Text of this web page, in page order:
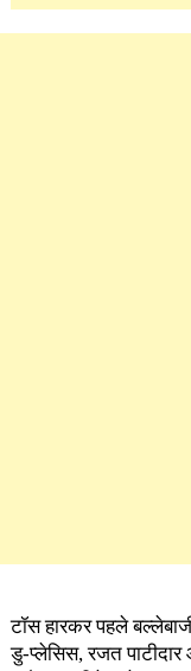
टॉस हारकर पहले
डु-प्लेसिस, रजत